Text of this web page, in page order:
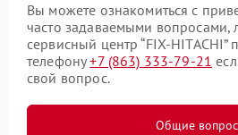
Вы можете ознакомиться с
часто задаваемыми вопросами,
сервисный центр “FIX-
телефону+7 (863) 333-79-21
свой вопрос.
Общие